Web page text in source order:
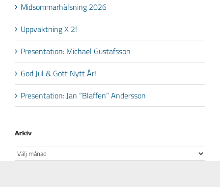
Midsommarhälsning 2026
Uppvaktning X 2!
Presentation: Michael Gustafsson
God Jul & Gott Nytt År!
Presentation: Jan ”Blaffen” Andersson
Arkiv
Arkiv